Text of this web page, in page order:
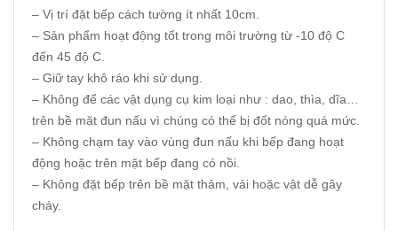
– Vị trí đặt bếp cách tường ít nhất 10cm.
– Sản phẩm hoạt động tốt trong môi trường từ -10 độ C
đến 45 độ C.
– Giữ tay khô ráo khi sử dụng.
– Không để các vật dụng cụ kim loại như : dao, thìa, dĩa…
trên bề mặt đun nấu vì chúng có thể bị đốt nóng quá mức.
– Không chạm tay vào vùng đun nấu khi bếp đang hoạt
động hoặc trên mặt bếp đang có nồi.
– Không đặt bếp trên bề mặt thảm, vải hoặc vật dễ gây
cháy.